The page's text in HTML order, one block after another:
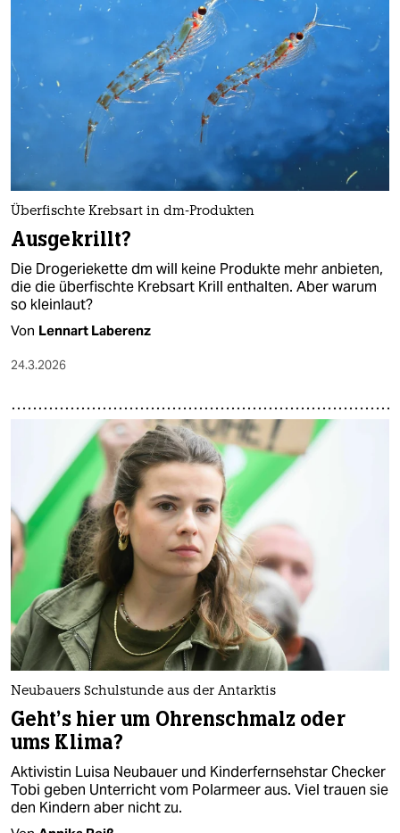
Überfischte Krebsart in dm-Produkten
Ausgekrillt?
Die Drogeriekette dm will keine Produkte mehr anbieten,
die die überfischte Krebsart Krill enthalten. Aber warum
so kleinlaut?
Von Lennart Laberenz
24.3.2026
Neubauers Schulstunde aus der Antarktis
Geht's hier um Ohrenschmalz oder
ums Klima?
Aktivistin Luisa Neubauer und Kinderfernsehstar Checker
Tobi geben Unterricht vom Polarmeer aus. Viel trauen sie
den Kindern aber nicht zu.